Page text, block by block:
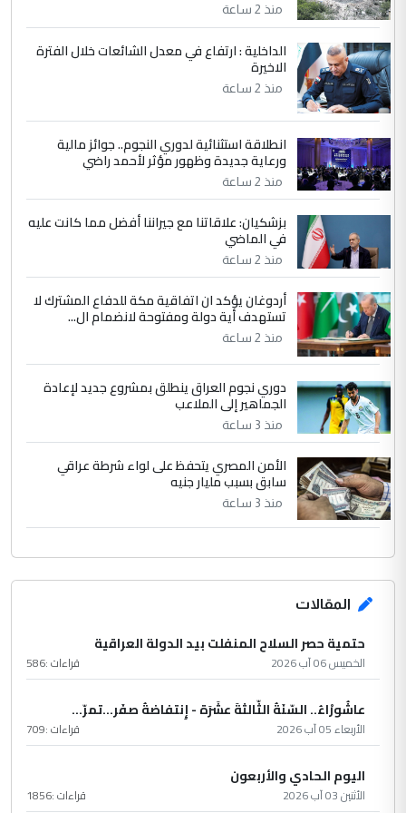
جنسية الرافد الثالث للعراق ومن اصول عريقة
ابا فرات ...
الموضوع :
الجواهري يرد على صدام حسين سل
مضجعيك يابن الزنا (نص كامل)
5 سردار
التعليق : واحد من عصابة علي ماما يسقط
جنسية الرافد الثالث للعراق ومن اصول عريقة
الموضوع :
الجواهري يرد على صدام حسين سل
مضجعيك يابن الزنا (نص كامل)
منذ 2 ساعة
الداخلية : ارتفاع في معدل الشائعات خلال الفترة
الاخيرة
منذ 2 ساعة
انطلاقة استثنائية لدوري النجوم.. جوائز مالية
ورعاية جديدة وظهور مؤثر لأحمد راضي
منذ 2 ساعة
بزشكيان: علاقاتنا مع جيراننا أفضل مما كانت عليه
في الماضي
منذ 2 ساعة
أردوغان يؤكد ان اتفاقية مكة للدفاع المشترك لا
تستهدف أية دولة ومفتوحة لانضمام ال...
منذ 2 ساعة
دوري نجوم العراق ينطلق بمشروع جديد لإعادة
الجماهير إلى الملاعب
منذ 3 ساعة
الأمن المصري يتحفظ على لواء شرطة عراقي
سابق بسبب مليار جنيه
منذ 3 ساعة
المقالات
حتمية حصر السلاح المنفلت بيد الدولة العراقية
الخميس 06 آب 2026 قراءات :586
عاشُورْاءُ.. السّنَةُ الثّالثةَ عشَرَة - إِنتفاضةُ صفَر…تمرّ...
الأربعاء 05 آب 2026 قراءات :709
اليوم الحادي والأربعون
الأثنين 03 آب 2026 قراءات :1856